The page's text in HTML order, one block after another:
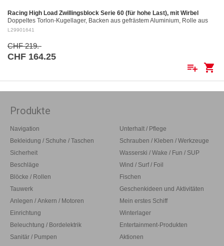
Racing High Load Zwillingsblock Serie 60 (für hohe Last), mit Wirbel
Doppeltes Torlon-Kugellager, Backen aus gefrästem Aluminium, Rolle aus
gefrästem Aluminium Ø 60 mm. Aluminiumrollen: ø 60 mm Für Tau bis: ø 12
L29901641
CHF 219.-
CHF 164.25
playlist_add shopping_cart
Produkte
Navigation
Bekleidung / Schuhe / Taschen
Sicherheit
Beschläge
Blöcke / Rollen
Tauwerk
Anlegen / Ankern / Motoren
Einrichtung
Beleuchtung / Bordelektrik
Sanitär / Pumpen
Unterhalt / Pflege
Schrauben / Kleben / Werkzeuge
Wasserski / Wake / Fun / SUP
Wind / Surf / Foil
Fischen
Geschenkideen und Aktivitäten
Mein erstes Schiff
Winterlager
Entertainment-Produkten
Aktionen